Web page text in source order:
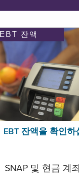
EBT 잔액
EBT 잔액을 확인하
SNAP 및 현금 계